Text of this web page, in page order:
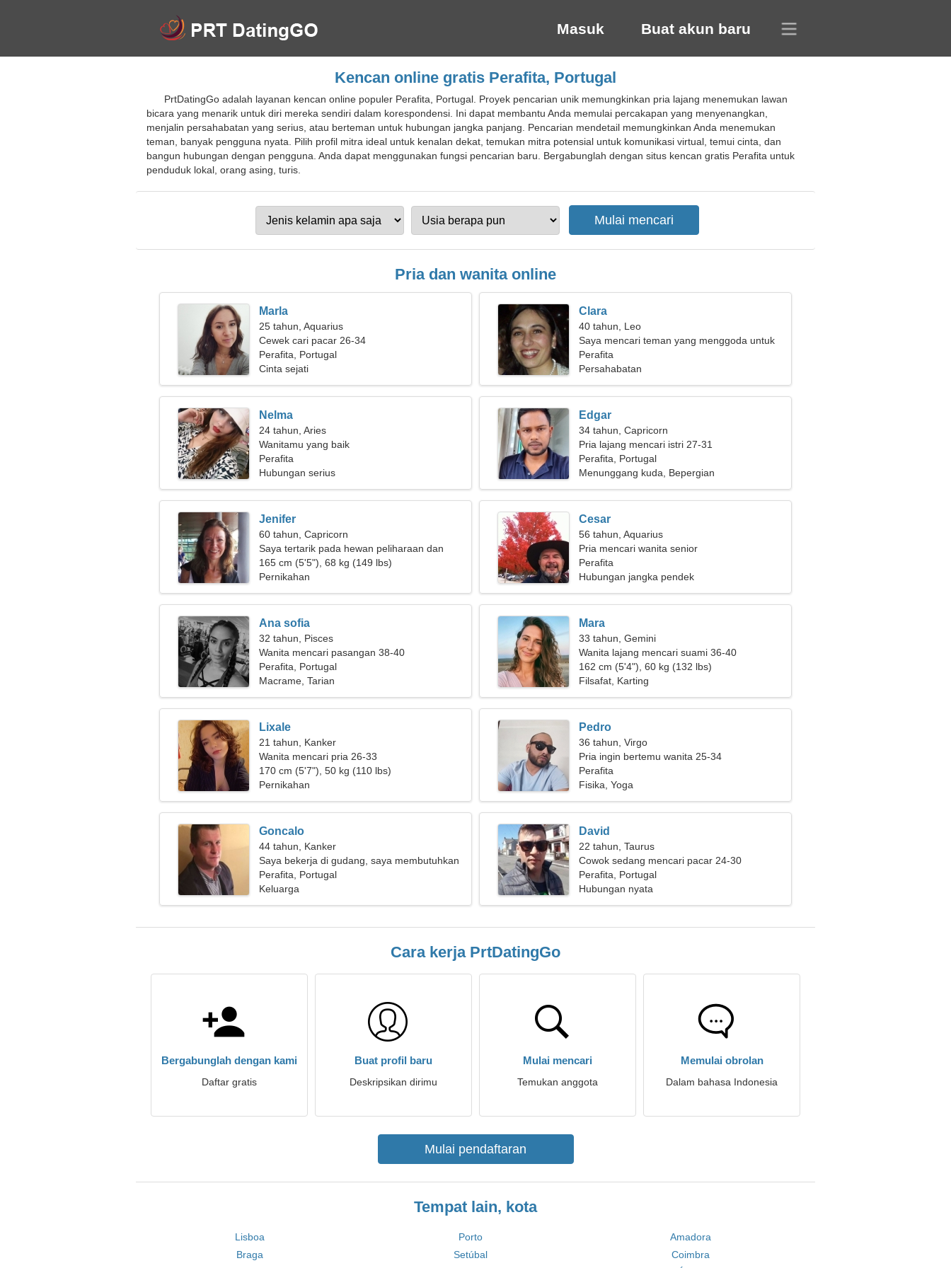
Masuk Buat akun baru
Kencan online gratis Perafita, Portugal
PrtDatingGo adalah layanan kencan online populer Perafita, Portugal. Proyek pencarian unik memungkinkan pria lajang menemukan lawan
bicara yang menarik untuk diri mereka sendiri dalam korespondensi. Ini dapat membantu Anda memulai percakapan yang menyenangkan,
menjalin persahabatan yang serius, atau berteman untuk hubungan jangka panjang. Pencarian mendetail memungkinkan Anda menemukan
teman, banyak pengguna nyata. Pilih profil mitra ideal untuk kenalan dekat, temukan mitra potensial untuk komunikasi virtual, temui cinta, dan
bangun hubungan dengan pengguna. Anda dapat menggunakan fungsi pencarian baru. Bergabunglah dengan situs kencan gratis Perafita untuk
penduduk lokal, orang asing, turis.
Pria dan wanita online
Marla
25 tahun, Aquarius
Cewek cari pacar 26-34
Perafita, Portugal
Cinta sejati
Clara
40 tahun, Leo
Saya mencari teman yang menggoda untuk
bermain ski bersama
Perafita
Persahabatan
Nelma
24 tahun, Aries
Wanitamu yang baik
Perafita
Hubungan serius
Edgar
34 tahun, Capricorn
Pria lajang mencari istri 27-31
Perafita, Portugal
Menunggang kuda, Bepergian
Jenifer
60 tahun, Capricorn
Saya tertarik pada hewan peliharaan dan
teater
165 cm (5'5"), 68 kg (149 lbs)
Pernikahan
Cesar
56 tahun, Aquarius
Pria mencari wanita senior
Perafita
Hubungan jangka pendek
Ana sofia
32 tahun, Pisces
Wanita mencari pasangan 38-40
Perafita, Portugal
Macrame, Tarian
Mara
33 tahun, Gemini
Wanita lajang mencari suami 36-40
162 cm (5'4"), 60 kg (132 lbs)
Filsafat, Karting
Lixale
21 tahun, Kanker
Wanita mencari pria 26-33
170 cm (5'7"), 50 kg (110 lbs)
Pernikahan
Pedro
36 tahun, Virgo
Pria ingin bertemu wanita 25-34
Perafita
Fisika, Yoga
Goncalo
44 tahun, Kanker
Saya bekerja di gudang, saya membutuhkan
seorang wanita sederhana
Perafita, Portugal
Keluarga
David
22 tahun, Taurus
Cowok sedang mencari pacar 24-30
Perafita, Portugal
Hubungan nyata
Cara kerja PrtDatingGo
Bergabunglah dengan kami
Daftar gratis
Buat profil baru
Deskripsikan dirimu
Mulai mencari
Temukan anggota
Memulai obrolan
Dalam bahasa Indonesia
Mulai pendaftaran
Tempat lain, kota
Lisboa Porto
Amadora
Braga
Setúbal
Coimbra